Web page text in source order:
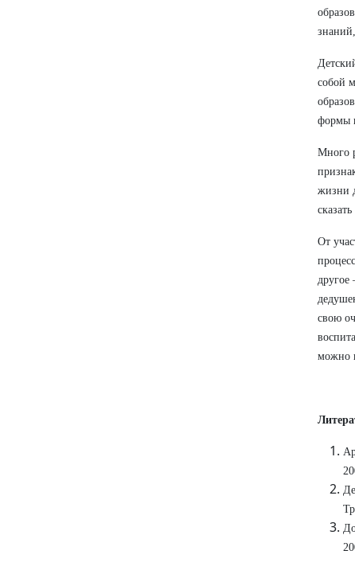
собой
формы
Много
жизни
От
другое
свою
можно